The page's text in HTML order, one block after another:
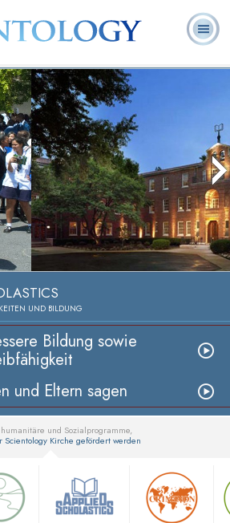
Ehrenamtliche
Geistliche
Häufig gestellte
Fragen
Lösungen für bessere Bildung sowie
Lese- und Schreibfähigkeit
Video anschauen
UND BILDUNG
Bildung sowie
und Eltern sagen
und Sozialprogramme,
Scientology Kirche gefördert werden